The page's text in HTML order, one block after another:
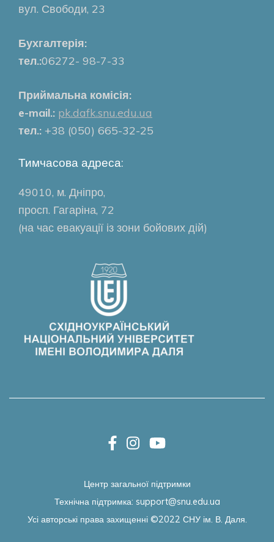
вул. Свободи, 23
Бухгалтерія:
тел.:06272- 98-7-33
Приймальна комісія:
e-mail.: pk.dafk.snu.edu.ua
тел.: +38 (050) 665-32-25
Тимчасова адреса:
49010, м. Дніпро,
просп. Гагаріна, 72
(на час евакуації із зони бойових дій)
Центр загальної підтримки
Технічна підтримка: support@snu.edu.ua
Усі авторські права захищенні ©2022 СНУ ім. В. Даля.